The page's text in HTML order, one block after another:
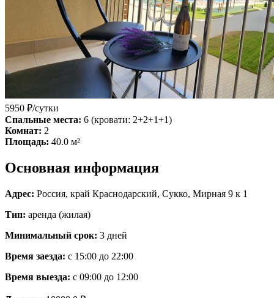
5950 ₽/сутки
Спальные места: 6 (кровати: 2+2+1+1)
Комнат: 2
Площадь: 40.0 м²
Основная информация
Адрес: Россия, край Краснодарский, Сукко, Мирная 9 к 1
Тип: аренда (жилая)
Минимальный срок: 3 дней
Время заезда: с 15:00 до 22:00
Время выезда: с 09:00 до 12:00